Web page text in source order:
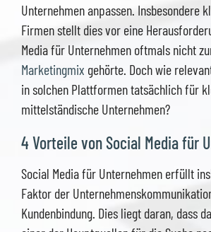
Unternehmen anpassen. Insbesondere
Firmen stellt dies vor eine
Media für Unternehmen oftmals nicht
Marketingmix gehörte. Doch wie
in solchen Plattformen tatsächlich für
mittelständische Unternehmen?
4 Vorteile von Social Media für
Social Media für Unternehmen erfüllt
Faktor der
Kundenbindung. Dies liegt daran, dass